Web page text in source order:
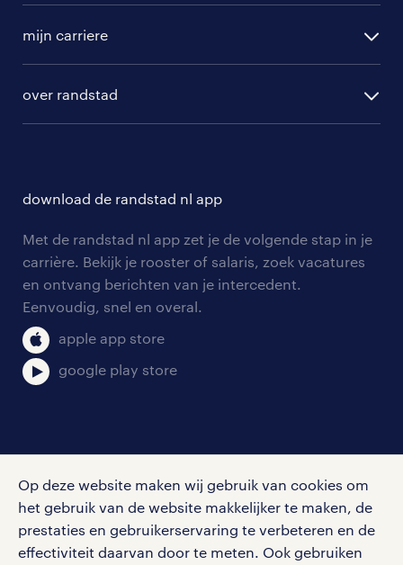
Op deze website maken wij gebruik van cookies om
het gebruik van de website makkelijker te maken, de
prestaties en gebruikerservaring te verbeteren en de
effectiviteit daarvan door te meten. Ook gebruiken
randstad professional
randstad digital
hr-diensten
branches
tarieven
personeel gezocht
aanmelden nieuwsbrief
mijn carriere
solliciteren
blogs en artikelen
salarischecker
bruto-netto calculator
over randstad
onze vestigingen
pers
klachten en misstanden
download de randstad nl app
Met de randstad nl app zet je de volgende stap in je
carrière. Bekijk je rooster of salaris, zoek vacatures
en ontvang berichten van je intercedent.
Eenvoudig, snel en overal.
apple app store
google play store
Volg ons voor de leukste content omtrent
vacatures, solliciteren en inspiratie.